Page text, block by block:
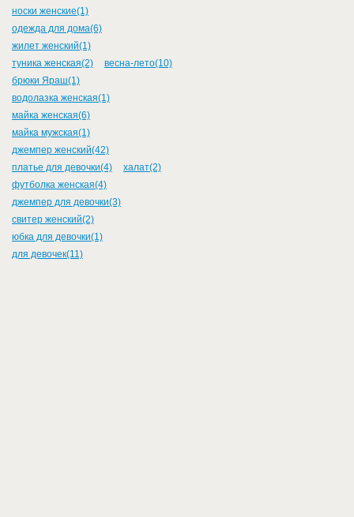
носки женские(1)
одежда для дома(6)
жилет женский(1)
туника женская(2)
весна-лето(10)
брюки Яраш(1)
водолазка женская(1)
майка женская(6)
майка мужская(1)
джемпер женский(42)
платье для девочки(4)
халат(2)
футболка женская(4)
джемпер для девочки(3)
свитер женский(2)
юбка для девочки(1)
для девочек(11)